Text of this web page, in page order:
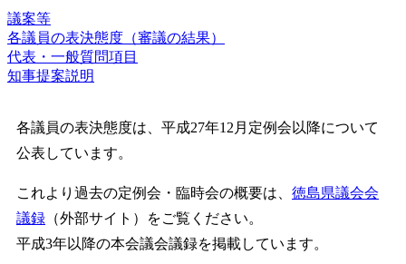
議案等
各議員の表決態度（審議の結果）
代表・一般質問項目
知事提案説明
各議員の表決態度は、平成27年12月定例会以降について
公表しています。
これより過去の定例会・臨時会の概要は、 徳島県議会会
議録 （外部サイト）をご覧ください。
平成3年以降の本会議会議録を掲載しています。